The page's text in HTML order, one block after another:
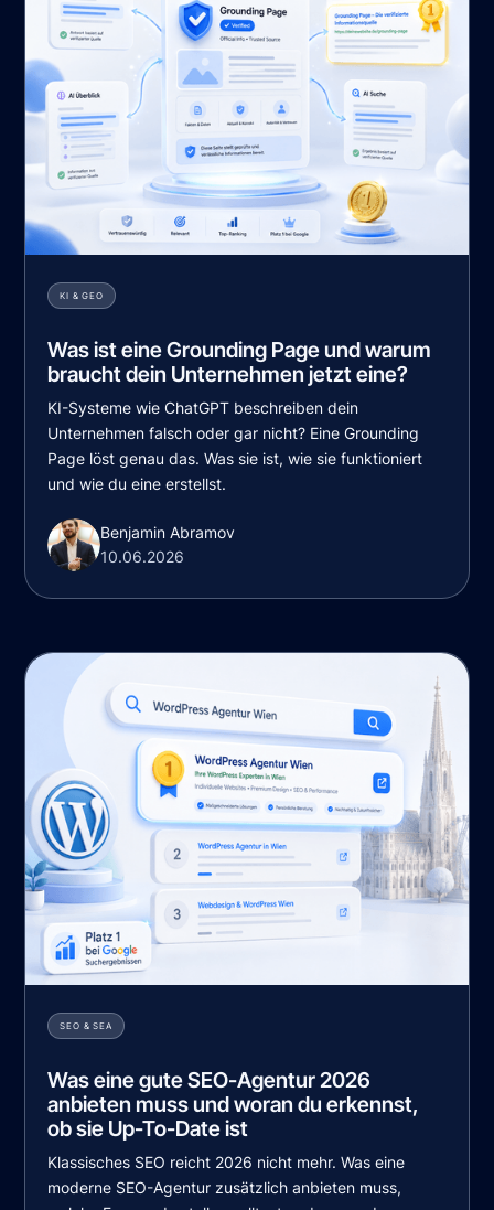
KI & GEO
Was ist eine Grounding Page und warum
braucht dein Unternehmen jetzt eine?
KI-Systeme wie ChatGPT beschreiben dein
Unternehmen falsch oder gar nicht? Eine Grounding
Page löst genau das. Was sie ist, wie sie funktioniert
und wie du eine erstellst.
Benjamin Abramov
10.06.2026
SEO & SEA
Was eine gute SEO-Agentur 2026
anbieten muss und woran du erkennst,
ob sie Up-To-Date ist
Klassisches SEO reicht 2026 nicht mehr. Was eine
moderne SEO-Agentur zusätzlich anbieten muss,